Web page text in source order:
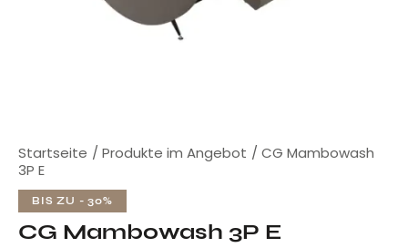
Startseite Produkte im Angebot
CG Mambowash
3P E
BIS ZU - 30%
CG Mambowash 3P E